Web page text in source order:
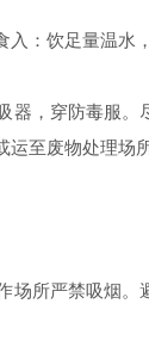
：饮足量温水，
，穿防毒服。
至废物处理场
所严禁吸烟。